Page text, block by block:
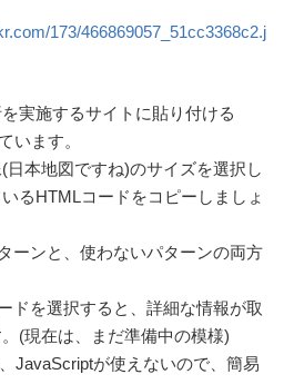
実施するサイトに貼り付ける
います。
本地図ですね)のサイズを選択し
るHTMLコードをコピーしましょ
ーンと、使わないパターンの両方
ドを選択すると、詳細な情報が取
(現在は、まだ準備中の模様)
JavaScriptが使えないので、簡易